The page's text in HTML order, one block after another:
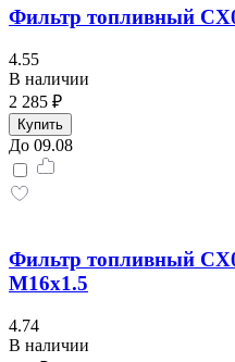
Фильтр топливный
4.55
В наличии
2 285 ₽
Купить
До 09.08
Фильтр топливный
М16x1.5
4.74
В наличии